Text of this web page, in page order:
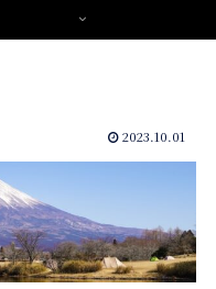
2023.10.01